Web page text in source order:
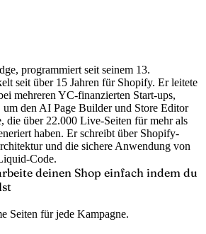
programmiert seit seinem 13.
seit über 15 Jahren für Shopify. Er leitete
mehreren YC-finanzierten Start-ups,
um den AI Page Builder und Store Editor
die über 22.000 Live-Seiten für mehr als
haben. Er schreibt über Shopify-
und die sichere Anwendung von
Code.
deinen Shop einfach indem du
Seiten für jede Kampagne.